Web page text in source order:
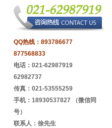
QQ热线： 893786677
877568833
电话：021-62987919
62982737
传真：021-53555259
手机：18930537827 （微信同
号）
联系人：徐先生